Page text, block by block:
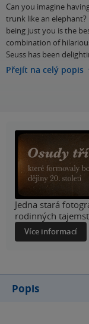
Can you imagine
trunk like an
being just you is the
combination of
Seuss has been
Přejít na celý popis
Jedna stará
rodinných
Více informací
Popis